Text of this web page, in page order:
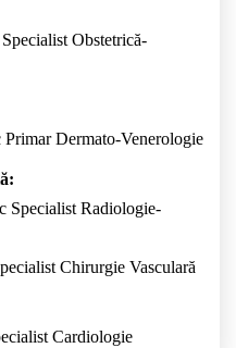
Obstetrică-
Dermato-Venerologie
Specialist Radiologie-
Chirurgie Vasculară
Cardiologie